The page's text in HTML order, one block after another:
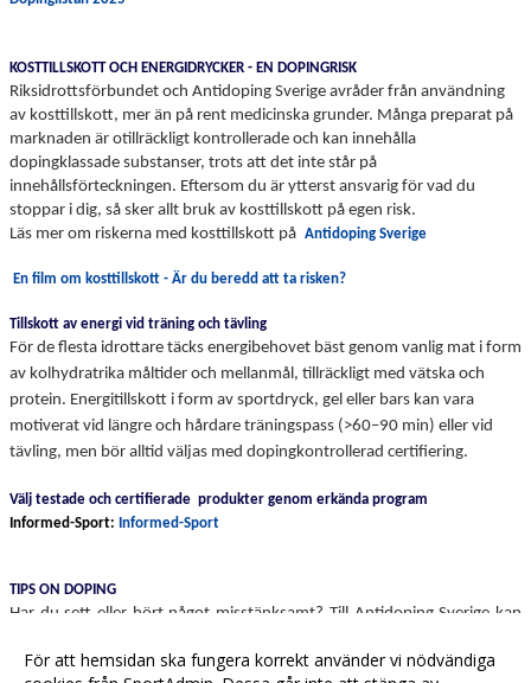
KOSTTILLSKOTT OCH ENERGIDRYCKER - EN DOPINGRISK
Riksidrottsförbundet och Antidoping Sverige avråder från användning
av kosttillskott, mer än på rent medicinska grunder. Många preparat på
marknaden är otillräckligt kontrollerade och kan innehålla
dopingklassade substanser, trots att det inte står på
innehållsförteckningen. Eftersom du är ytterst ansvarig för vad du
stoppar i dig, så sker allt bruk av kosttillskott på egen risk.
Läs mer om riskerna med kosttillskott på Antidoping Sverige
En film om kosttillskott - Är du beredd att ta risken?
Tillskott av energi vid träning och tävling
För de flesta idrottare täcks energibehovet bäst genom vanlig mat i form
av kolhydratrika måltider och mellanmål, tillräckligt med vätska och
protein. Energitillskott i form av sportdryck, gel eller bars kan vara
motiverat vid längre och hårdare träningspass (>60–90 min) eller vid
tävling, men bör alltid väljas med dopingkontrollerad certifiering.
Välj testade och certifierade produkter genom erkända program
Informed-Sport: Informed-Sport
TIPS ON DOPING
Har du sett eller hört något misstänksamt? Till Antidoping Sverige kan
till en ren idrott.Tipsa via SMS eller WhatsApp: 076-726 60 10
För att hemsidan ska fungera korrekt använder vi nödvändiga